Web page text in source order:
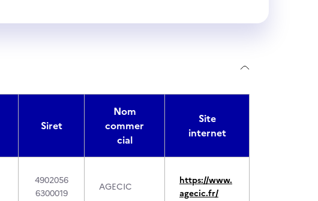
Siret
Nom
commer
cial
Site
internet
4902056
6300019
AGECIC
https://www.
agecic.fr/